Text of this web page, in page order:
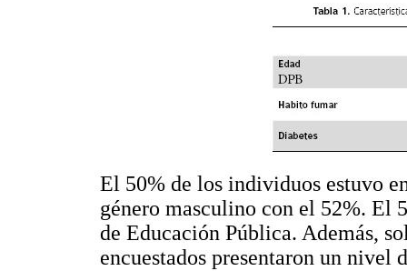
El 50% de los individuos estuvo
género masculino con el 52%. El
de Educación Pública. Además,
encuestados presentaron un